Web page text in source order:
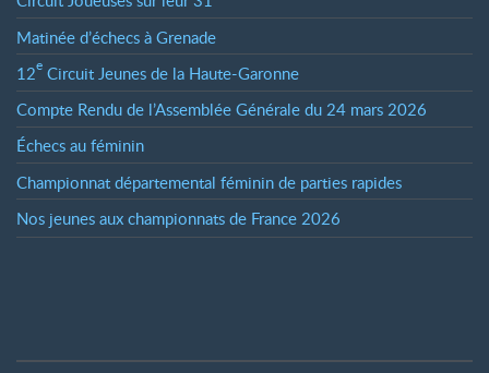
Matinée d’échecs à Grenade
12e Circuit Jeunes de la Haute-Garonne
Compte Rendu de l’Assemblée Générale du 24 mars 2026
Échecs au féminin
Championnat départemental féminin de parties rapides
Nos jeunes aux championnats de France 2026